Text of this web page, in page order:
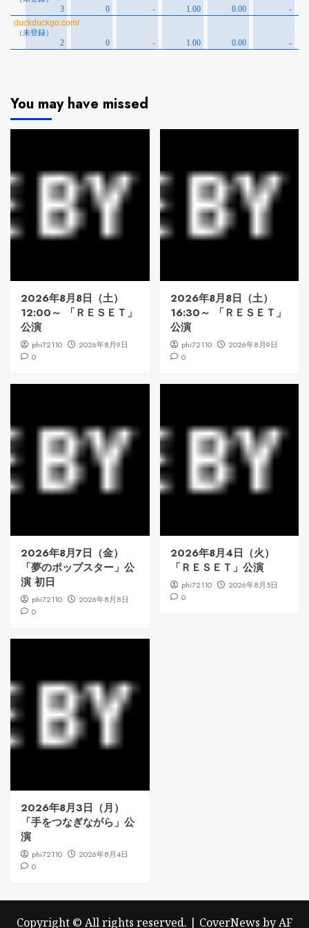
You may have missed
2026年8月8日（土）
12:00～ 「ＲＥＳＥＴ」
公演
phi72110
2026年8月9日
0
2026年8月8日（土）
16:30～ 「ＲＥＳＥＴ」
公演
phi72110
2026年8月9日
0
2026年8月7日（金）
「夢のポップスター」公
演 初日
phi72110
2026年8月8日
0
2026年8月4日（火）
「ＲＥＳＥＴ」公演
phi72110
2026年8月5日
0
2026年8月3日（月）
「手をつなぎながら」公
演
phi72110
2026年8月4日
0
Copyright © All rights reserved. | CoverNews by AF